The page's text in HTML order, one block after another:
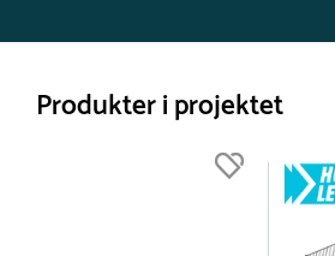
Produkter i projektet